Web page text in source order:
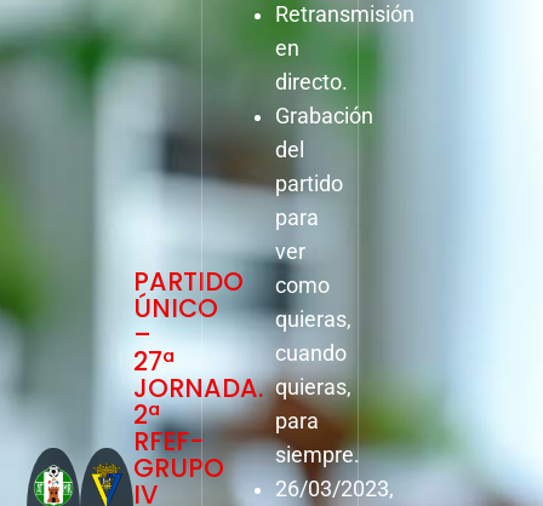
PARTIDO
ÚNICO
–
27ª
JORNADA.
2ª
RFEF-
GRUPO
IV
Retransmisión
en
directo.
Grabación
del
partido
para
ver
como
quieras,
cuando
quieras,
para
siempre.
26/03/2023,